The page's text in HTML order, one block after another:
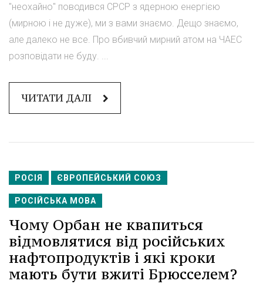
"неохайно" поводився СРСР з ядерною енергією
(мирною і не дуже), ми з вами знаємо. Дещо знаємо,
але далеко не все. Про вбивчий мирний атом на ЧАЕС
розповідати не буду. ...
ЧИТАТИ ДАЛІ
РОСІЯ ЄВРОПЕЙСЬКИЙ СОЮЗ
РОСІЙСЬКА МОВА
Чому Орбан не квапиться
відмовлятися від російських
нафтопродуктів і які кроки
мають бути вжиті Брюсселем?